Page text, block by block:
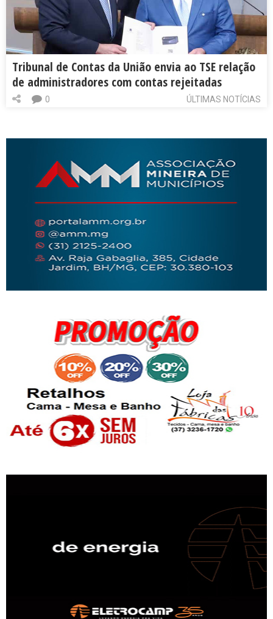
Tribunal de Contas da União envia ao TSE relação
de administradores com contas rejeitadas
ÚLTIMAS NOTÍCIAS
0